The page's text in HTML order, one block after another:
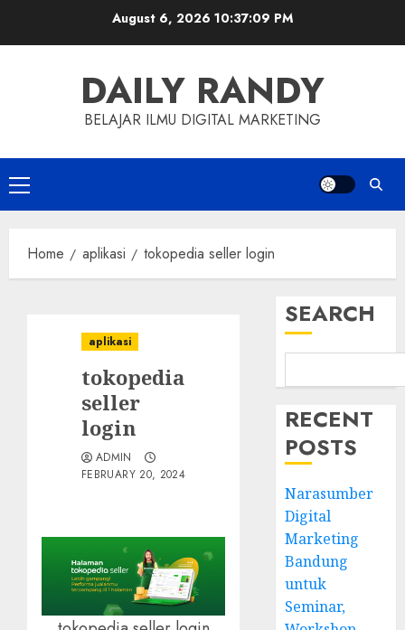
August 6, 202610:37:10 PM
DAILY RANDY
BELAJAR ILMU DIGITAL MARKETING
Primary
Menu
Home aplikasi tokopedia seller login
aplikasi
tokopedia
seller
login
ADMIN
FEBRUARY 20, 2024
SEARCH
RECENT
POSTS
Narasumber
Digital
Marketing
Bandung
untuk
Seminar,